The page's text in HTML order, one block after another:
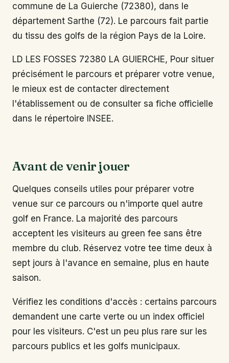
commune de La Guierche (72380), dans le
département Sarthe (72). Le parcours fait partie
du tissu des golfs de la région Pays de la Loire.
LD LES FOSSES 72380 LA GUIERCHE, Pour situer
précisément le parcours et préparer votre venue,
le mieux est de contacter directement
l'établissement ou de consulter sa fiche officielle
dans le répertoire INSEE.
Avant de venir jouer
Quelques conseils utiles pour préparer votre
venue sur ce parcours ou n'importe quel autre
golf en France. La majorité des parcours
acceptent les visiteurs au green fee sans être
membre du club. Réservez votre tee time deux à
sept jours à l'avance en semaine, plus en haute
saison.
Vérifiez les conditions d'accès : certains parcours
demandent une carte verte ou un index officiel
pour les visiteurs. C'est un peu plus rare sur les
parcours publics et les golfs municipaux.